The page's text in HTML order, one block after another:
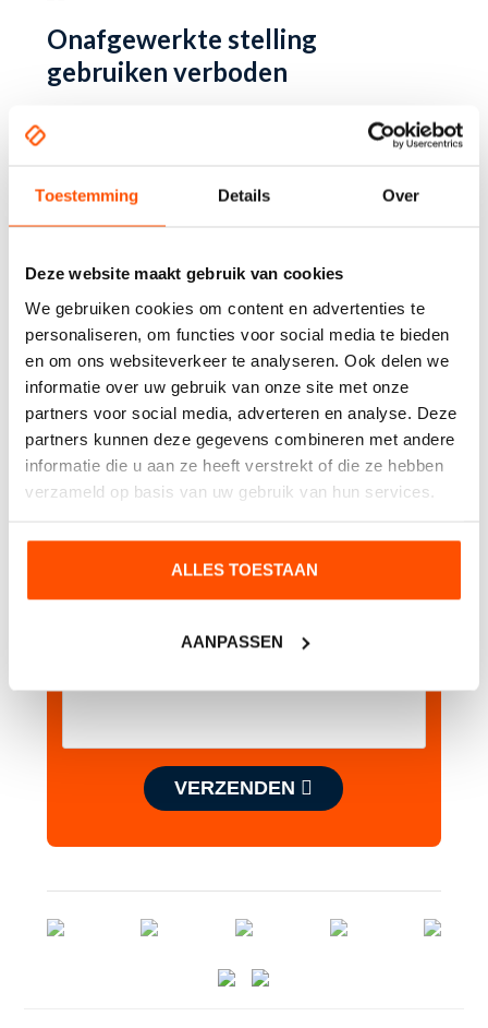
Toestemming Details Over
Deze website maakt gebruik van cookies
We gebruiken cookies om content en advertenties te
personaliseren, om functies voor social media te bieden
en om ons websiteverkeer te analyseren. Ook delen we
informatie over uw gebruik van onze site met onze
partners voor social media, adverteren en analyse. Deze
partners kunnen deze gegevens combineren met andere
informatie die u aan ze heeft verstrekt of die ze hebben
verzameld op basis van uw gebruik van hun services.
ALLES TOESTAAN
AANPASSEN
Onafgewerkte stelling
gebruiken verboden
Aanraken verboden
Duwen verboden
Contact opnemen
Heeft u interesse of wilt u meer weten?
VERZENDEN